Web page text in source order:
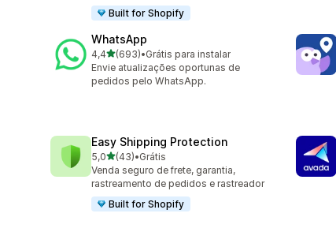
Built for Shopify
WhatsApp
4,4de 5 estrelas
(693)
693 avaliações ao todo
•Grátis para instalar
Envie atualizações oportunas de
pedidos pelo WhatsApp.
Easy Shipping Protection
5,0de 5 estrelas
(43)
43 avaliações ao todo
•Grátis
Venda seguro de frete, garantia,
rastreamento de pedidos e rastreador
Built for Shopify